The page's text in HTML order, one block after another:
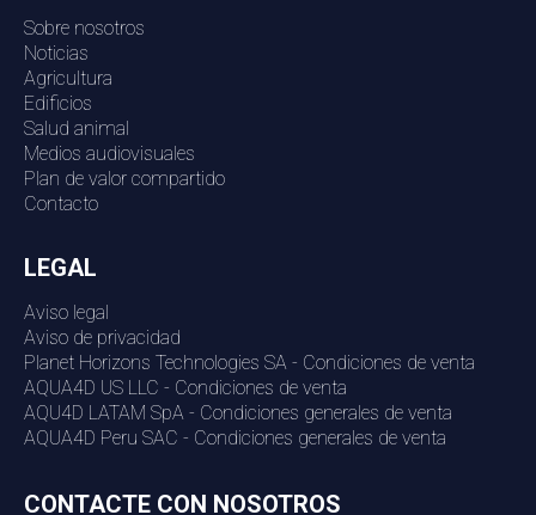
Sobre nosotros
Noticias
Agricultura
Edificios
Salud animal
Medios audiovisuales
Plan de valor compartido
Contacto
LEGAL
Aviso legal
Aviso de privacidad
Planet Horizons Technologies SA - Condiciones de venta
AQUA4D US LLC - Condiciones de venta
AQU4D LATAM SpA - Condiciones generales de venta
AQUA4D Peru SAC - Condiciones generales de venta
CONTACTE CON NOSOTROS